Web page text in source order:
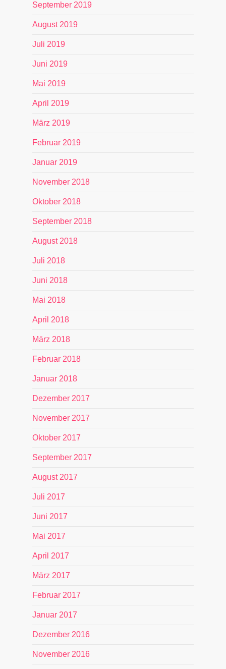
September 2019
August 2019
Juli 2019
Juni 2019
Mai 2019
April 2019
März 2019
Februar 2019
Januar 2019
November 2018
Oktober 2018
September 2018
August 2018
Juli 2018
Juni 2018
Mai 2018
April 2018
März 2018
Februar 2018
Januar 2018
Dezember 2017
November 2017
Oktober 2017
September 2017
August 2017
Juli 2017
Juni 2017
Mai 2017
April 2017
März 2017
Februar 2017
Januar 2017
Dezember 2016
November 2016